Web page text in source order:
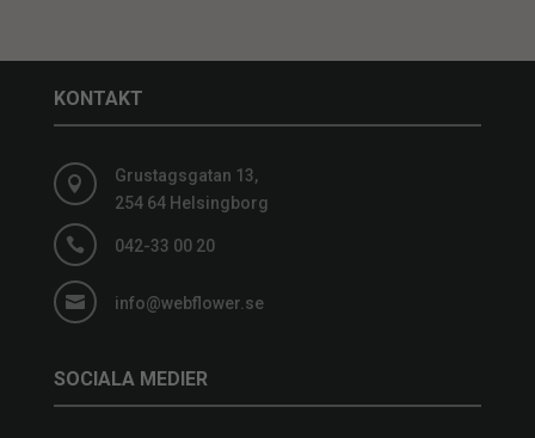
KONTAKT

Grustagsgatan 13,
254 64 Helsingborg
 042-33 00 20
 info@webflower.se
SOCIALA MEDIER